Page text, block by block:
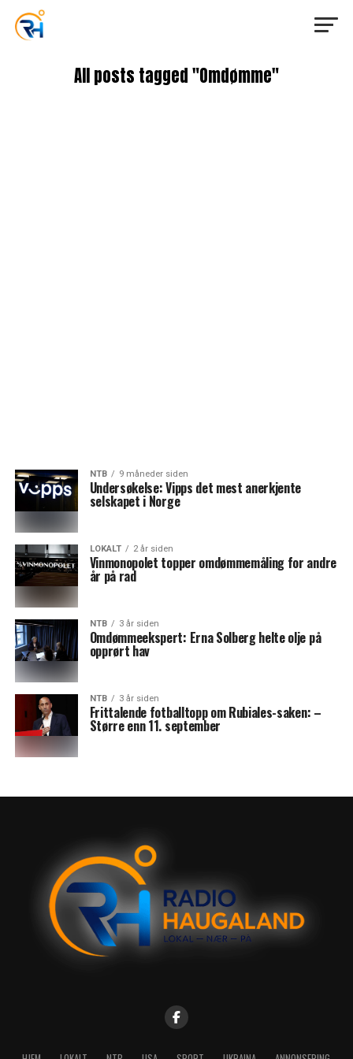
All posts tagged "Omdømme"
NTB 9 måneder siden
Undersøkelse: Vipps det mest anerkjente
selskapet i Norge
LOKALT 2 år siden
Vinmonopolet topper omdømmemåling for andre
år på rad
NTB 3 år siden
Omdømmeekspert: Erna Solberg helte olje på
opprørt hav
NTB 3 år siden
Frittalende fotballtopp om Rubiales-saken: –
Større enn 11. september